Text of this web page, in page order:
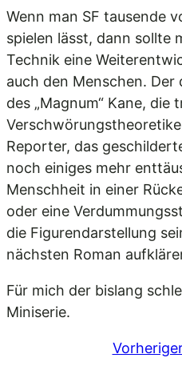
Wenn man SF tausende
spielen lässt, dann sollte
Technik eine
auch den Menschen.
des „Magnum“ Kane,
Reporter, das
noch einiges mehr
Menschheit in einer
oder eine
die Figurendarstellung
nächsten Roman
Für mich der bislang
Miniserie.